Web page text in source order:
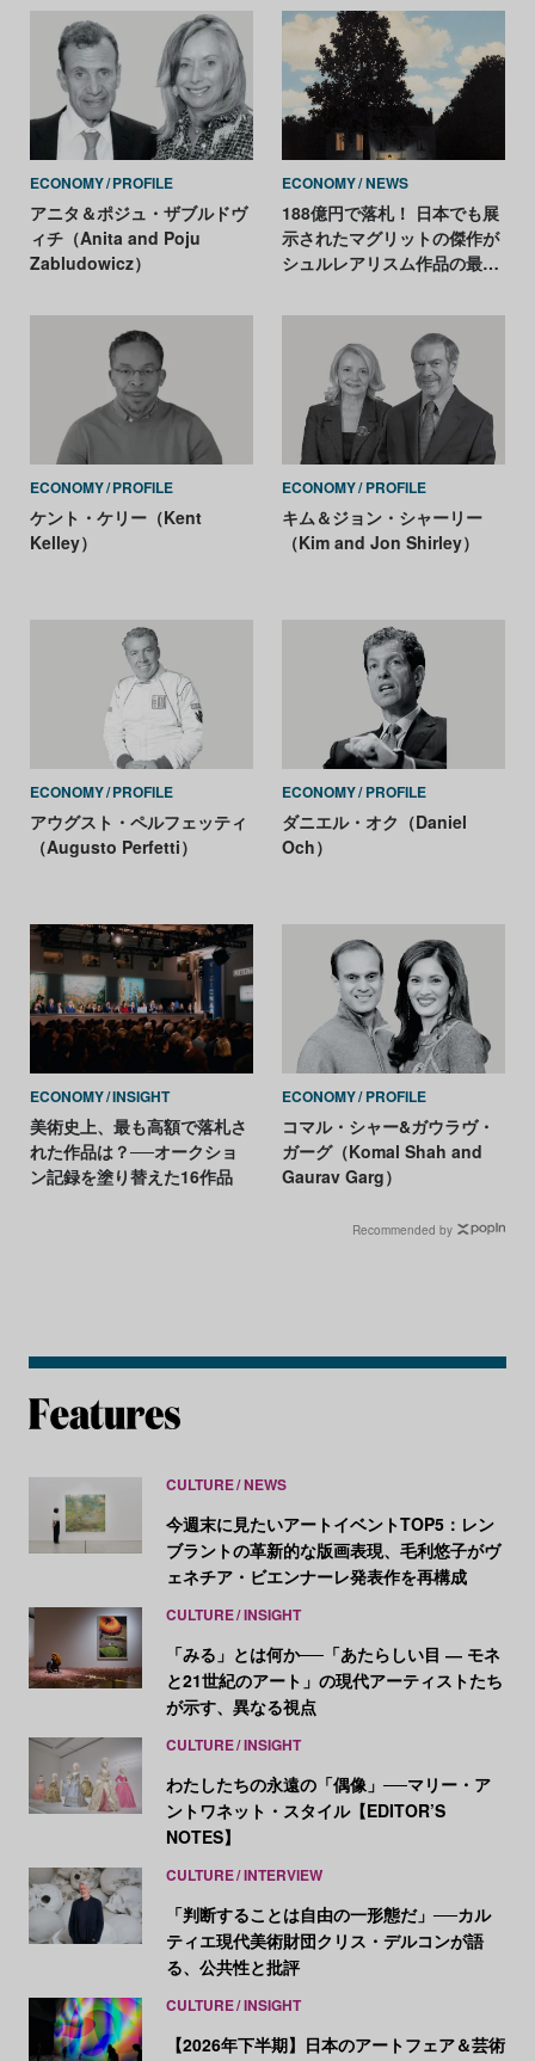
ECONOMY PROFILE
アニタ＆ポジュ・ザブルドヴ
ィチ（Anita and Poju
Zabludowicz）
ECONOMY NEWS
188億円で落札！ 日本でも展
示されたマグリットの傑作が
シュルレアリスム作品の最高
ECONOMY PROFILE
ケント・ケリー（Kent
Kelley）
ECONOMY PROFILE
キム＆ジョン・シャーリー
（Kim and Jon Shirley）
ECONOMY PROFILE
アウグスト・ペルフェッティ
（Augusto Perfetti）
ECONOMY PROFILE
ダニエル・オク（Daniel
Och）
ECONOMY INSIGHT
美術史上、最も高額で落札さ
れた作品は？──オークショ
ン記録を塗り替えた16作品
ECONOMY PROFILE
コマル・シャー&ガウラヴ・
ガーグ（Komal Shah and
Gaurav Garg）
Recommended by
CULTURE NEWS
今週末に見たいアートイベントTOP5：レン
ブラントの革新的な版画表現、毛利悠子がヴ
ェネチア・ビエンナーレ発表作を再構成
CULTURE INSIGHT
「みる」とは何か──「あたらしい目 ― モネ
と21世紀のアート」の現代アーティストたち
が示す、異なる視点
CULTURE INSIGHT
わたしたちの永遠の「偶像」──マリー・ア
ントワネット・スタイル【EDITOR’S
NOTES】
CULTURE INTERVIEW
「判断することは自由の一形態だ」──カル
ティエ現代美術財団クリス・デルコンが語
る、公共性と批評
CULTURE INSIGHT
【2026年下半期】日本のアートフェア＆芸術